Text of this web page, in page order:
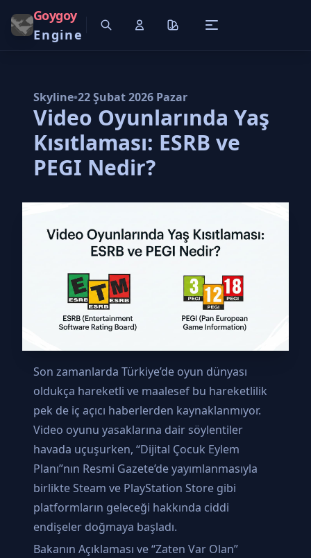
Goygoy
Engine
Skyline•22 Şubat 2026 Pazar
Video Oyunlarında Yaş
Kısıtlaması: ESRB ve
PEGI Nedir?
Son zamanlarda Türkiye’de oyun dünyası
oldukça hareketli ve maalesef bu hareketlilik
pek de iç açıcı haberlerden kaynaklanmıyor.
Video oyunu yasaklarına dair söylentiler
havada uçuşurken, “Dijital Çocuk Eylem
Planı”nın Resmi Gazete’de yayımlanmasıyla
birlikte Steam ve PlayStation Store gibi
platformların geleceği hakkında ciddi
endişeler doğmaya başladı.
Bakanın Açıklaması ve “Zaten Var Olan”